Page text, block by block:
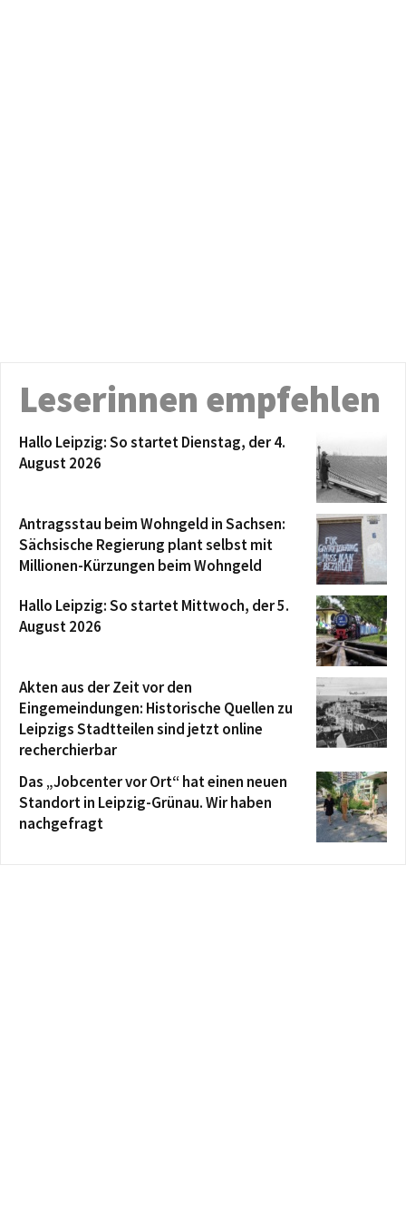
Leserinnen empfehlen
Hallo Leipzig: So startet Dienstag, der 4.
August 2026
Antragsstau beim Wohngeld in Sachsen:
Sächsische Regierung plant selbst mit
Millionen-Kürzungen beim Wohngeld
Hallo Leipzig: So startet Mittwoch, der 5.
August 2026
Akten aus der Zeit vor den
Eingemeindungen: Historische Quellen zu
Leipzigs Stadtteilen sind jetzt online
recherchierbar
Das „Jobcenter vor Ort“ hat einen neuen
Standort in Leipzig-Grünau. Wir haben
nachgefragt